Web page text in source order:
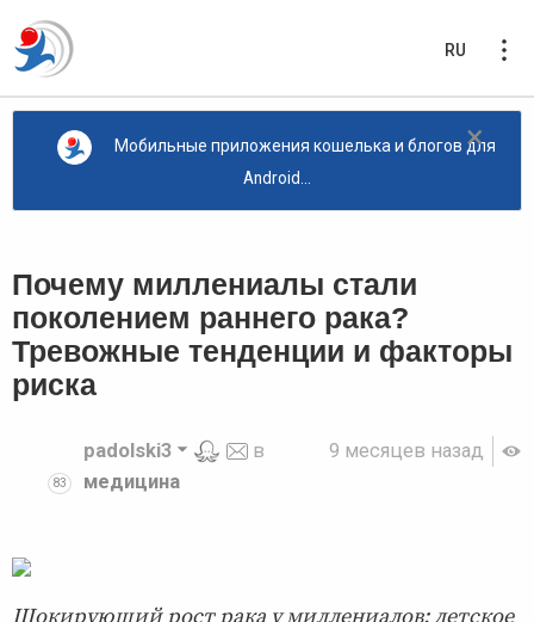
RU
×
Мобильные приложения кошелька и блогов для
Android...
Почему миллениалы стали
поколением раннего рака?
Тревожные тенденции и факторы
риска
9 месяцев назад
83
padolski3
в
медицина